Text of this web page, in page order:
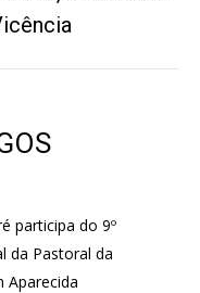
participa do 9º
da Pastoral da
Aparecida